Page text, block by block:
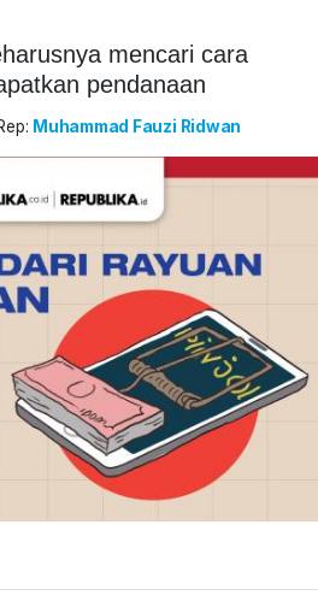
mencari cara
pendanaan
Muhammad Fauzi Ridwan